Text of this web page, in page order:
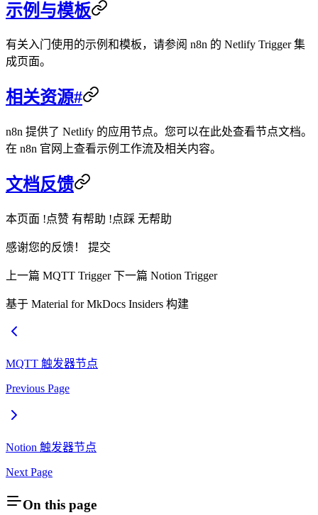
示例与模板
有关入门使用的示例和模板，请参阅 n8n 的 Netlify Trigger 集
成页面。
相关资源#
n8n 提供了 Netlify 的应用节点。您可以在此处查看节点文档。
在 n8n 官网上查看示例工作流及相关内容。
文档反馈
本页面 !点赞 有帮助 !点踩 无帮助
感谢您的反馈！ 提交
上一篇 MQTT Trigger 下一篇 Notion Trigger
基于 Material for MkDocs Insiders 构建
MQTT 触发器节点
Previous Page
Notion 触发器节点
Next Page
On this page